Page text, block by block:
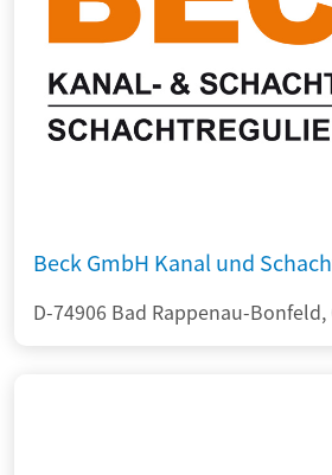
Beck GmbH Kanal und
D-74906 Bad Rappenau-